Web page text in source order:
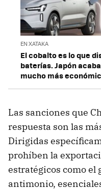
EN XATAKA
El cobalto es lo que
baterías. Japón
mucho más
Las sanciones que
respuesta son las
Dirigidas
prohíben la
estratégicos como el
antimonio,